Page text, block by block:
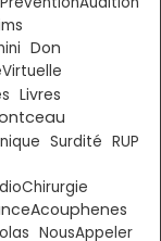
Don
Livres
Surdité RUP
NousAppeler